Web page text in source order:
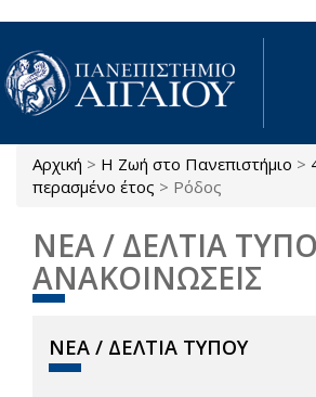
Παράκαμψη προς το κυρίως περιεχόμενο
Είστε εδώ
Αρχική > Η Ζωή στο Πανεπιστήμιο >
περασμένο έτος > Ρόδος
ΝΕΑ / ΔΕΛΤΙΑ
ΑΝΑΚΟΙΝΩΣΕΙΣ
ΝΕΑ / ΔΕΛΤΙΑ ΤΥΠΟΥ